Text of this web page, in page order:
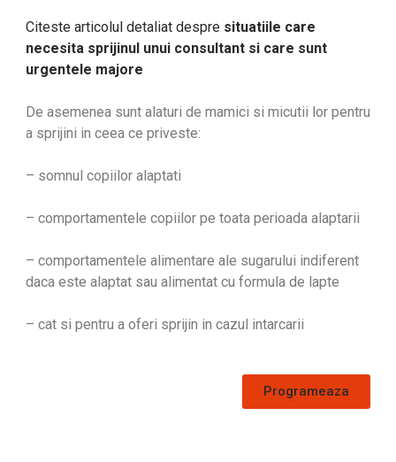
Citeste articolul detaliat despresituatiile care
necesita sprijinul unui consultant si care sunt
urgentele majore
De asemenea sunt alaturi de mamici si micutii lor pentru
a sprijini in ceea ce priveste:
– somnul copiilor alaptati
– comportamentele copiilor pe toata perioada alaptarii
– comportamentele alimentare ale sugarului indiferent
daca este alaptat sau alimentat cu formula de lapte
– cat si pentru a oferi sprijin in cazul intarcarii
Programeaza